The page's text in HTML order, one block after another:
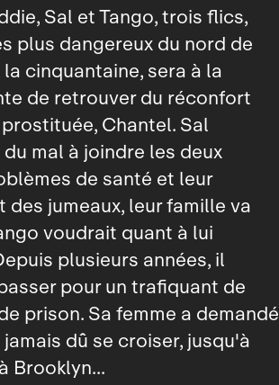
Sal et Tango, trois flics,
plus dangereux du nord de
cinquantaine, sera à la
de retrouver du réconfort
Chantel. Sal
mal à joindre les deux
de santé et leur
jumeaux, leur famille va
voudrait quant à lui
plusieurs années, il
pour un trafiquant de
prison. Sa femme a demandé
dû se croiser, jusqu'à
Brooklyn...